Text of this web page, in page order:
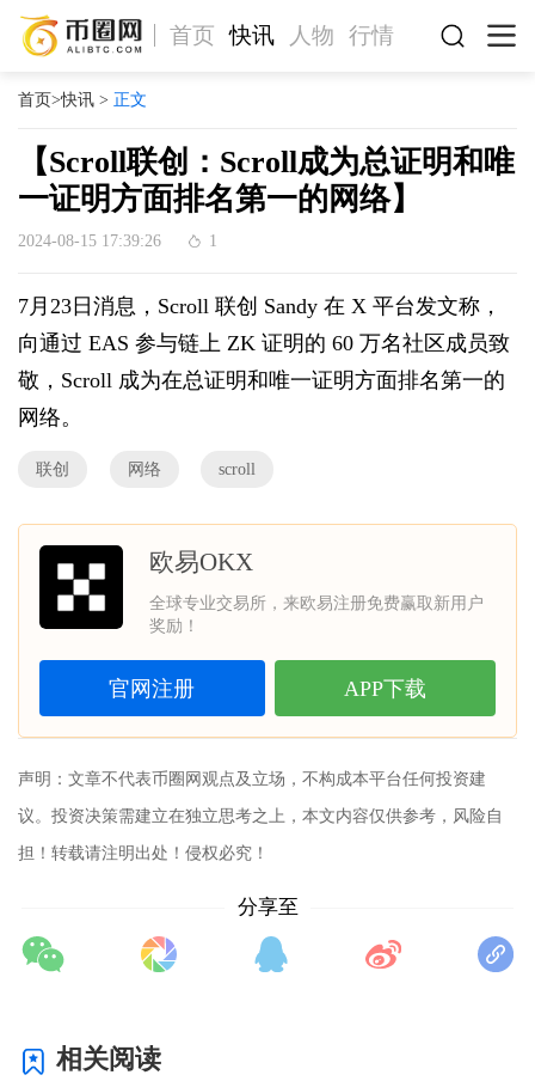
首页 快讯 人物 行情
首页>快讯> 正文
【Scroll联创：Scroll成为总证明和唯
一证明方面排名第一的网络】
2024-08-15 17:39:26 1
7月23日消息，Scroll 联创 Sandy 在 X 平台发文称，
向通过 EAS 参与链上 ZK 证明的 60 万名社区成员致
敬，Scroll 成为在总证明和唯一证明方面排名第一的
网络。
联创 网络 scroll
欧易OKX
全球专业交易所，来欧易注册免费赢取新用户
奖励！
官网注册 APP下载
声明：文章不代表币圈网观点及立场，不构成本平台任何投资建
议。投资决策需建立在独立思考之上，本文内容仅供参考，风险自
担！转载请注明出处！侵权必究！
分享至
相关阅读